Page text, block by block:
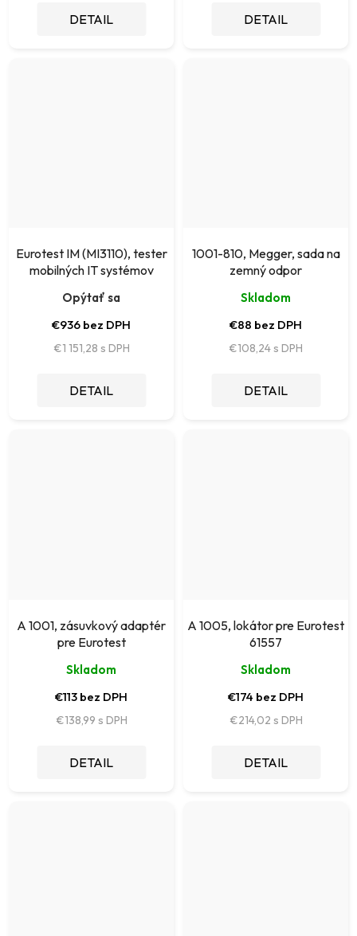
DETAIL DETAIL
Eurotest IM (MI3110), tester
mobilných IT systémov
Opýtať sa
€936 bez DPH
€1 151,28
DETAIL
1001-810, Megger, sada na
zemný odpor
Skladom
€88 bez DPH
€108,24
DETAIL
A 1001, zásuvkový adaptér
pre Eurotest
Skladom
€113 bez DPH
€138,99
DETAIL
A 1005, lokátor pre Eurotest
61557
Skladom
€174 bez DPH
€214,02
DETAIL